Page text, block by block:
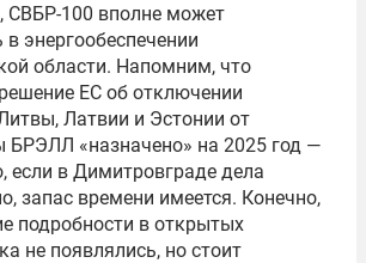
СВБР-100 вполне может
в энергообеспечении
области. Напомним, что
ЕС об отключении
Латвии и Эстонии от
БРЭЛЛ «назначено» на 2025 год —
если в Димитровграде дела
запас времени имеется. Конечно,
подробности в открытых
не появлялись, но стоит